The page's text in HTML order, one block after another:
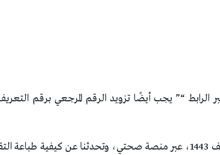
الرابط “” يجب أيضًا تزويد الرقم المرجعي برقم
في نهاية المقال سنقدم تفاصيل طلب تقرير طبي برقم التعريف 1443، عبر منصة صحتي، وتحدثنا عن كيفية طباعة